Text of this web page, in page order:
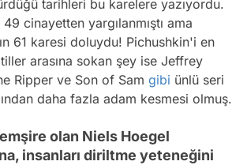
tarihleri bu karelere yazıyordu.
49 cinayetten yargılanmıştı ama
61 karesi doluydu! Pichushkin'i en
arasına sokan şey ise Jeffrey
Ripper ve Son of Sam gibi ünlü seri
daha fazla adam kesmesi olmuş.
olan Niels Hoegel
insanları diriltme yeteneğini